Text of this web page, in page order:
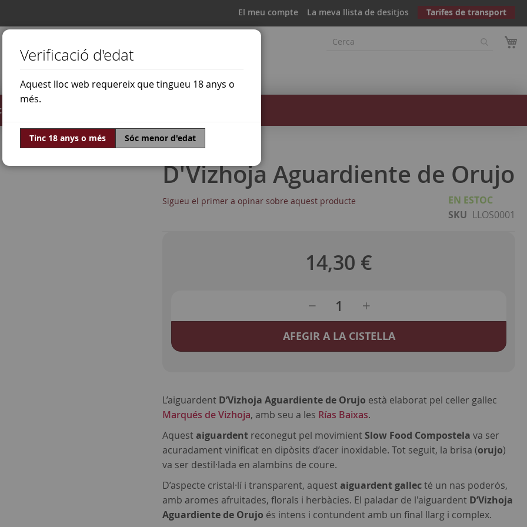
El meu compte La meva llista de desitjos Tarifes de transport
D'Vizhoja Aguardiente de Orujo
Sigueu el primer a opinar sobre aquest producte
EN ESTOC
SKU LLOS0001
14,30 €
AFEGIR A LA CISTELLA
L’aiguardent D’Vizhoja Aguardiente de Orujo està elaborat pel celler gallec
Marqués de Vizhoja, amb seu a les Rías Baixas.
Aquestaiguardent reconegut pel movimientSlow Food Compostela va ser
acuradament vinificat en dipòsits d’acer inoxidable. Tot seguit, la brisa (orujo)
va ser destil·lada en alambins de coure.
D’aspecte cristal·lí i transparent, aquestaiguardent gallecté un nas poderós,
amb aromes afruitades, florals i herbàcies. El paladar de l'aiguardent D’Vizhoja
Aguardiente de Orujo és intens i contundent amb un final llarg i complex.
Verificació d'edat
Aquest lloc web requereix que tingueu 18 anys o
més.
Tinc 18 anys o més Sóc menor d'edat